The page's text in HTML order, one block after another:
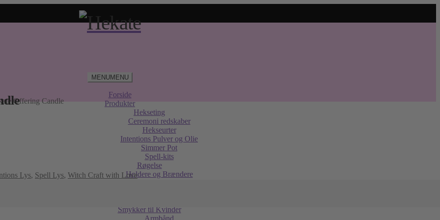
MENUMENU
Forside
Produkter
Hekseting
Ceremoni redskaber
Hekseurter
Intentions Pulver og Olie
Simmer Pot
Spell-kits
Røgelse
Holdere og Brændere
Smykker til Kvinder
Armbånd
Offering Candle
Lys, Spell Lys, Witch Craft with Love